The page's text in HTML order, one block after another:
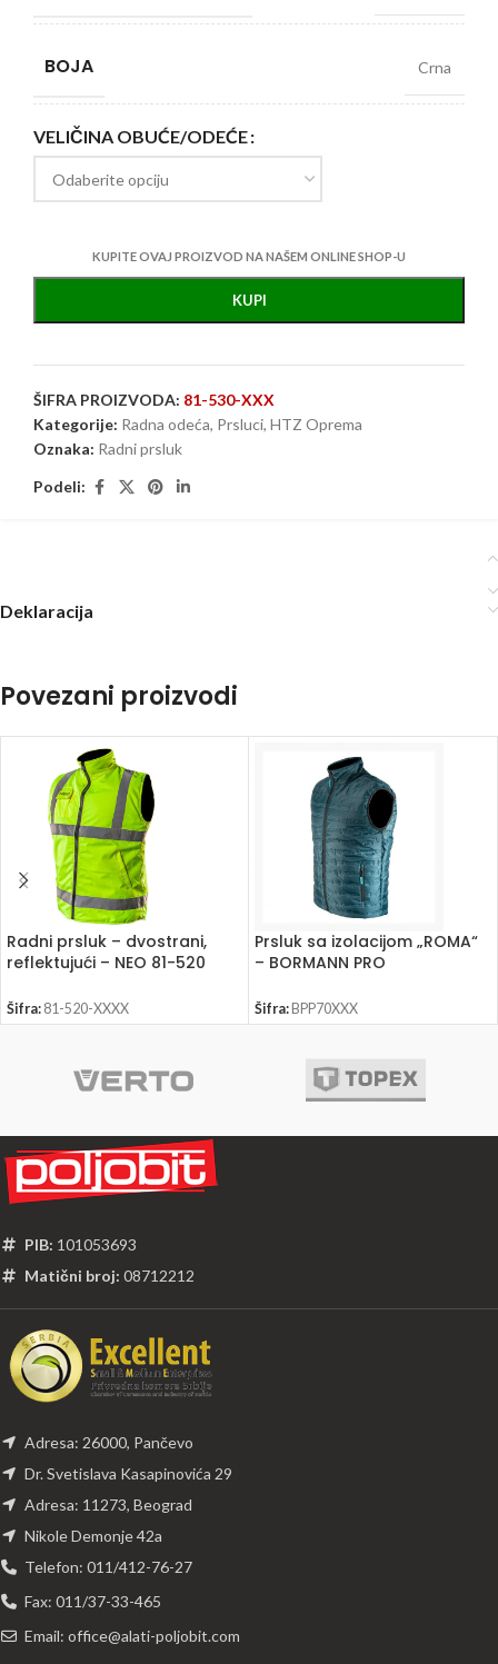
BOJA Crna
VELIČINA OBUĆE/ODEĆE
KUPITE OVAJ PROIZVOD NA NAŠEM ONLINE SHOP-U
KUPI
ŠIFRA PROIZVODA: 81-530-XXX
Kategorije: Radna odeća, Prsluci, HTZ Oprema
Oznaka: Radni prsluk
Podeli:
Deklaracija
Povezani proizvodi
Radni prsluk – dvostrani,
reflektujući – NEO 81-520
Šifra: 81-520-XXXX
Prsluk sa izolacijom „ROMA“
– BORMANN PRO
Šifra: BPP70XXX
PIB: 101053693
Matični broj: 08712212
Adresa: 26000, Pančevo
Dr. Svetislava Kasapinovića 29
Adresa: 11273, Beograd
Nikole Demonje 42a
Telefon: 011/412-76-27
Fax: 011/37-33-465
Email: office@alati-poljobit.com